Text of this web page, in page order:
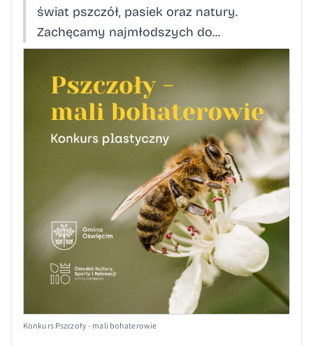
świat pszczół, pasiek oraz natury.
Zachęcamy najmłodszych do...
Konkurs Pszczoły - mali bohaterowie